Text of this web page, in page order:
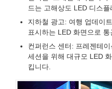
드는 고해상도 LED 디스
지하철 광고: 여행 업데이
표시하는 LED 화면으로
컨퍼런스 센터: 프레젠테
세션을 위해 대규모 LED
킵니다.